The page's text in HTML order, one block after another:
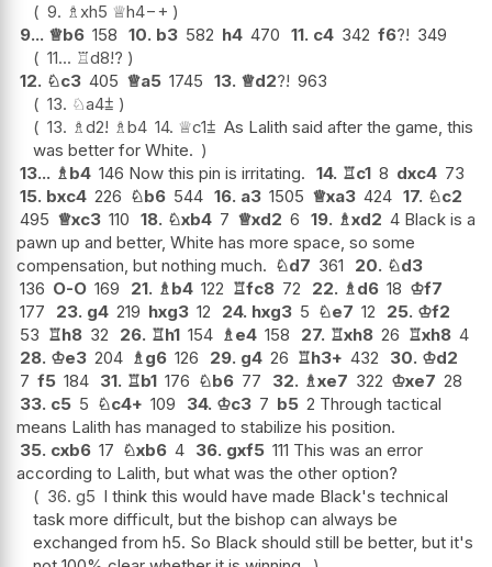
9. ♗xh5 ♕h4−+
9... ♕b6 158 10. b3 582 h4 470 11. c4 342 f6?! 349
11... ♖d8!?
12. ♘c3 405 ♕a5 1745 13. ♕d2?! 963
13. ♘a4⩲
13. ♗d2! ♗b4 14. ♕c1⩲ As Lalith said after the game, this
was better for White.
13... ♗b4 146 Now this pin is irritating. 14. ♖c1 8 dxc4 73
15. bxc4 226 ♘b6 544 16. a3 1505 ♕xa3 424 17. ♘c2
495 ♕xc3 110 18. ♘xb4 7 ♕xd2 6 19. ♗xd2 4 Black is a
pawn up and better, White has more space, so some
compensation, but nothing much. ♘d7 361 20. ♘d3
136 O-O 169 21. ♗b4 122 ♖fc8 72 22. ♗d6 18 ♔f7
177
23. g4 219 hxg3 12 24. hxg3 5 ♘e7 12 25. ♔f2
53 ♖h8 32 26. ♖h1 154 ♗e4 158 27. ♖xh8 26 ♖xh8 4
28. ♔e3 204 ♗g6 126 29. g4 26 ♖h3+ 432 30. ♔d2
7 f5 184 31. ♖b1 176 ♘b6 77 32. ♗xe7 322 ♔xe7 28
33. c5 5 ♘c4+ 109 34. ♔c3 7 b5 2 Through tactical
means Lalith has managed to stabilize his position.
35. cxb6 17 ♘xb6 4 36. gxf5 111 This was an error
according to Lalith, but what was the other option?
36. g5 I think this would have made Black's technical
task more difficult, but the bishop can always be
exchanged from h5. So Black should still be better, but it's